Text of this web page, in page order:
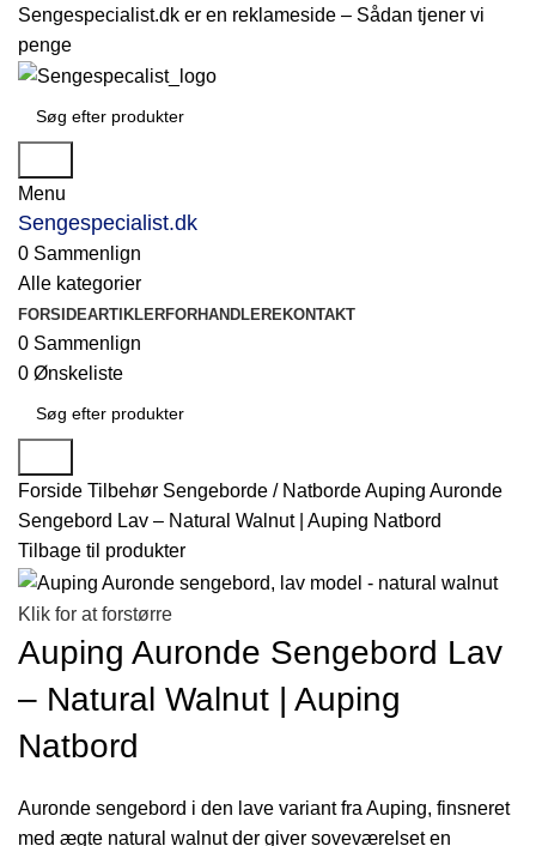
Sengespecialist.dk er en reklameside – Sådan tjener vi
penge
Menu
Sengespecialist.dk
0 Sammenlign
Alle kategorier
FORSIDEARTIKLERFORHANDLEREKONTAKT
0 Sammenlign
0 Ønskeliste
Forside Tilbehør Sengeborde / NatbordeAuping Auronde
Sengebord Lav – Natural Walnut | Auping Natbord
Tilbage til produkter
Klik for at forstørre
Auping Auronde Sengebord Lav
– Natural Walnut | Auping
Natbord
Auronde sengebord i den lave variant fra Auping, finsneret
med ægte natural walnut der giver soveværelset en